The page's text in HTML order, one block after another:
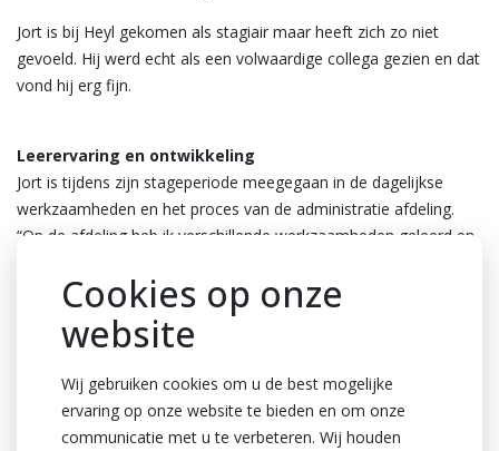
Jort is bij Heyl gekomen als stagiair maar heeft zich zo niet
gevoeld. Hij werd echt als een volwaardige collega gezien en dat
vond hij erg fijn.
Leerervaring en ontwikkeling
Jort is tijdens zijn stageperiode meegegaan in de dagelijkse
werkzaamheden en het proces van de administratie afdeling.
“Op de afdeling heb ik verschillende werkzaamheden geleerd en
mijzelf heb ontwikkeld is vooral zelfstandigheid. Bij Heyl heb ik
geleerd om eerst taken zelf proberen uit te voeren en hierover
na te denken voordat ik hulp ging vragen. Daarnaast ben ik ook
gaat namelijk toch net wat anders dan tijdens werken in de kas.”
Naast zelfstandigheid en communicatie heeft het werken bij
Cookies op onze
website
Wij gebruiken cookies om u de best mogelijke
ervaring op onze website te bieden en om onze
communicatie met u te verbeteren. Wij houden